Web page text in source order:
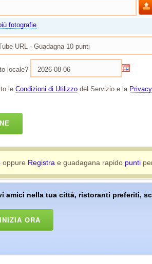
fotografie
locale?
le Condizioni di Utilizzodel Servizio e la
oppure Registra e guadagana rapido punti
amici nella tua città, ristoranti preferiti,
INIZIA ORA